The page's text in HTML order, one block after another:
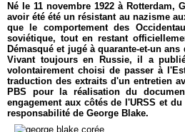
Né le 11 novembre 1922 à Rotterdam,
avoir été été un résistant au nazisme
que le comportement des
soviétique, tout en restant
Démasqué et jugé à quarante-et-un
Vivant toujours en Russie, il a
volontairement choisi de passer à
traduction des extraits d'un entretien
PBS pour la réalisation du
engagement aux côtés de l'URSS et
responsabilité de George Blake.